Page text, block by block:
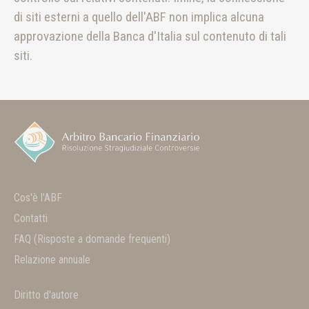
di siti esterni a quello dell'ABF non implica alcuna
approvazione della Banca d'Italia sul contenuto di tali
siti.
Cos'è l'ABF
Contatti
FAQ (Risposte a domande frequenti)
Relazione annuale
Diritto d'autore